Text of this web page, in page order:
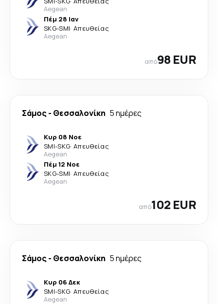
Aegean
Πέμ 28 Ιαν
SKG-SMI· Απευθείας
Aegean
από98 EUR
Σάμος - Θεσσαλονίκη 5 ημέρες
Κυρ 08 Νοε
SMI-SKG· Απευθείας
Aegean
Πέμ 12 Νοε
SKG-SMI· Απευθείας
Aegean
από102 EUR
Σάμος - Θεσσαλονίκη 5 ημέρες
Κυρ 06 Δεκ
SMI-SKG· Απευθείας
Aegean